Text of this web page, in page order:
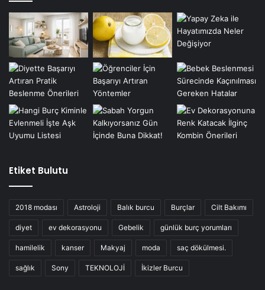
Etiket Bulutu
2018 modası Astroloji Balık burcu Burçlar Cilt Bakımı
diyet ev dekorasyonu Gebelik günlük burç yorumları
hamilelik kanser Makyaj moda saç dökülmesi.
sağlık Sony TEKNOLOJİ İkizler Burcu